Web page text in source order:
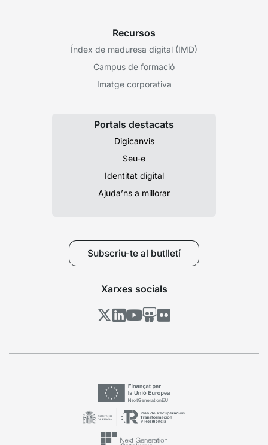
Recursos
Índex de maduresa digital (IMD)
Campus de formació
Imatge corporativa
Portals destacats
Digicanvis
Seu-e
Identitat digital
Ajuda’ns a millorar
Subscriu-te al butlletí
Xarxes socials